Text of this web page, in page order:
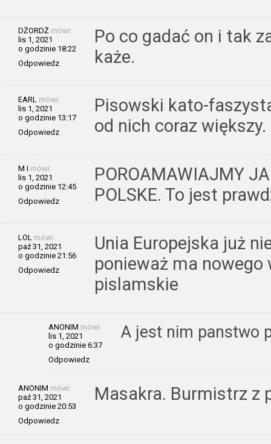
DŻORDŻ mówi:
lis 1, 2021
o godzinie 18:22
Odpowiedz
Po co gadać on i tak
każe.
EARL mówi:
lis 1, 2021
o godzinie 13:17
Odpowiedz
Pisowski kato-
od nich coraz większy.
M I mówi:
lis 1, 2021
o godzinie 12:45
Odpowiedz
POROAMAWIAJMY
POLSKE. To jest
LOL mówi:
paź 31, 2021
o godzinie 21:56
Odpowiedz
Unia Europejska już
ponieważ ma
pislamskie
ANONIM mówi:
lis 1, 2021
o godzinie 6:37
Odpowiedz
A jest nim panstwo
ANONIM mówi:
paź 31, 2021
o godzinie 20:53
Odpowiedz
Masakra. Burmistrz z